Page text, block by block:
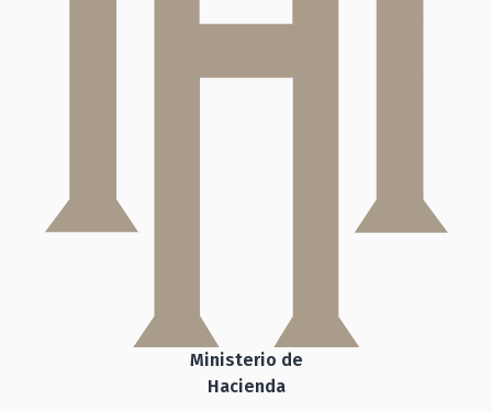
Ministerio de
Hacienda